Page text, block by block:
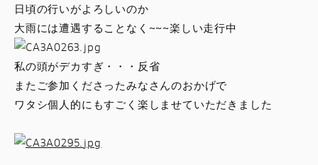
お問合せ
日頃の行いがよろしいのか
大雨には遭遇することなく~~~楽しい走行中
私の頭がデカすぎ・・・反省
またご参加くださったみなさんのおかげで
ワタシ個人的にもすごく楽しませていただきました